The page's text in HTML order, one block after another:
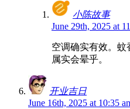
小陈故事
June 29th, 2025 at
空调确实有效。蚊
属实会晕乎。
开业吉日
June 16th, 2025 at 10:35